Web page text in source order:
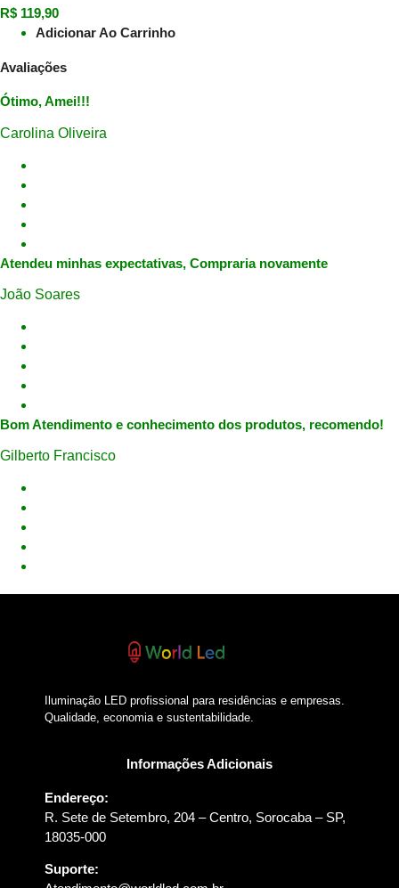
R$ 119,90
Adicionar Ao Carrinho
Avaliações
Ótimo, Amei!!!
Carolina Oliveira
Atendeu minhas expectativas, Compraria novamente
João Soares
Bom Atendimento e conhecimento dos produtos, recomendo!
Gilberto Francisco
Iluminação LED profissional para residências e empresas.
Qualidade, economia e sustentabilidade.
Informações Adicionais
Endereço:
R. Sete de Setembro, 204 – Centro, Sorocaba – SP,
18035-000
Suporte: